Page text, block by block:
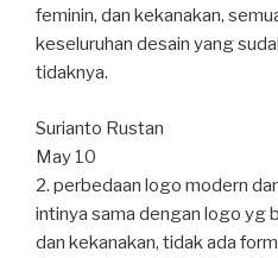
feminin, dan kekanakan,
keseluruhan desain yang
tidaknya.
Surianto Rustan
May 10
2. perbedaan logo modern
intinya sama dengan logo yg
dan kekanakan, tidak ada